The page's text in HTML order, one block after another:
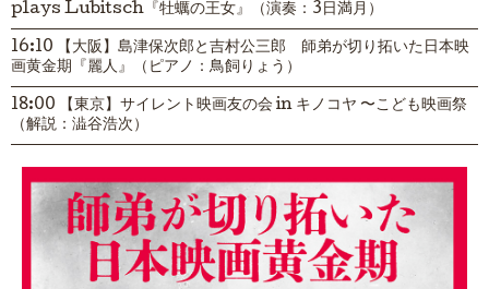
plays Lubitsch『牡蠣の王女』（演奏：3日満月）
16:10 【大阪】島津保次郎と吉村公三郎 師弟が切り拓いた日本映
画黄金期『麗人』（ピアノ：鳥飼りょう）
18:00 【東京】サイレント映画友の会 in キノコヤ 〜こども映画祭
（解説：澁谷浩次）